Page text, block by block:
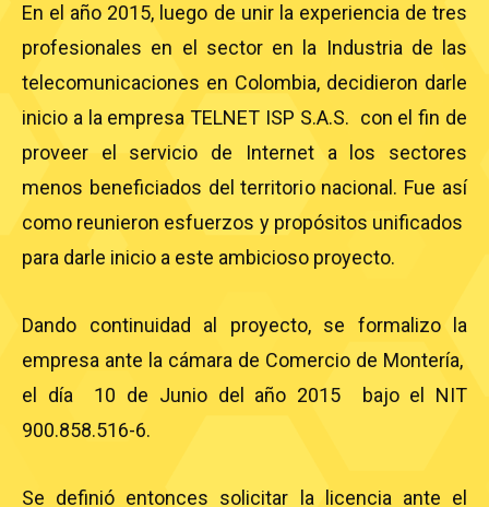
En el año 2015, luego de unir la experiencia de tres
profesionales en el sector en la Industria de las
telecomunicaciones en Colombia, decidieron darle
inicio a la empresa TELNET ISP S.A.S. con el fin de
proveer el servicio de Internet a los sectores
menos beneficiados del territorio nacional. Fue así
como reunieron esfuerzos y propósitos unificados
para darle inicio a este ambicioso proyecto.
Dando continuidad al proyecto, se formalizo la
empresa ante la cámara de Comercio de Montería,
el día 10 de Junio del año 2015 bajo el NIT
900.858.516-6.
Se definió entonces solicitar la licencia ante el